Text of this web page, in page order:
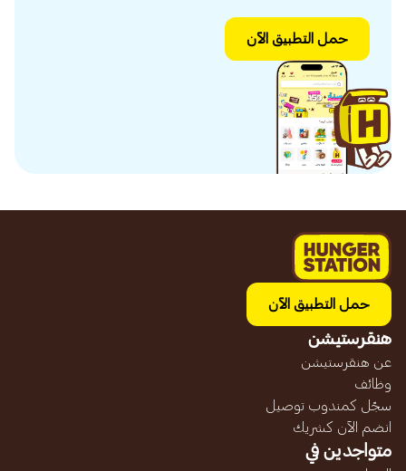
حمل التطبيق الآن
حمل التطبيق الآن
هنقرستيشن
عن هنقرستيشن
وظائف
سجّل كمندوب توصيل
انضم الآن كشريك
متواجدين في